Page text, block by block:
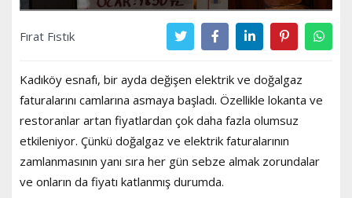
Fırat Fıstık
Kadıköy esnafı, bir ayda değişen elektrik ve doğalgaz
faturalarını camlarına asmaya başladı. Özellikle lokanta ve
restoranlar artan fiyatlardan çok daha fazla olumsuz
etkileniyor. Çünkü doğalgaz ve elektrik faturalarının
zamlanmasının yanı sıra her gün sebze almak zorundalar
ve onların da fiyatı katlanmış durumda.